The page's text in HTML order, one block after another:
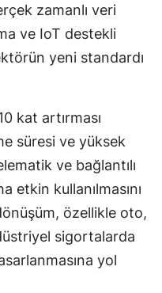
Gaziantep
Gümüşhane
Hatay
Isparta
zamanlı veri
ve IoT destekli
yeni standardı
kat artırması
süresi ve yüksek
ve bağlantılı
etkin kullanılmasını
özellikle oto,
sigortalarda
yol